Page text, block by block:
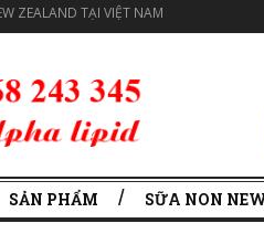
ZEALAND TẠI VIỆT NAM
SẢN PHẨM SỮA NON